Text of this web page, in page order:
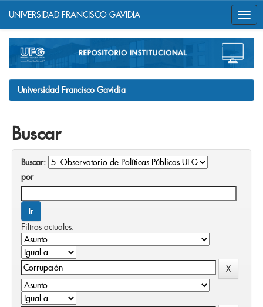
navigation
UNIVERSIDAD FRANCISCO GAVIDIA
Universidad Francisco Gavidia
Buscar
Buscar:
por
Filtros actuales: